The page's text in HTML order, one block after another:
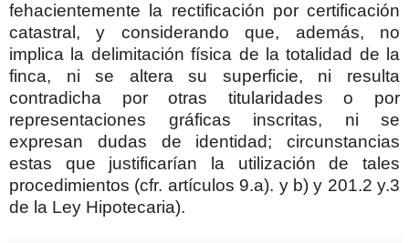
fehacientemente la rectificación por certificación
catastral, y considerando que, además, no
implica la delimitación física de la totalidad de la
finca, ni se altera su superficie, ni resulta
contradicha por otras titularidades o por
representaciones gráficas inscritas, ni se
expresan dudas de identidad; circunstancias
estas que justificarían la utilización de tales
procedimientos (cfr. artículos 9.a). y b) y 201.2 y.3
de la Ley Hipotecaria).